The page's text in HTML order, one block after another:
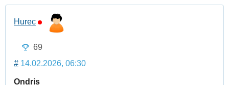
Hurec
69
# 14.02.2026, 06:30
Ondris